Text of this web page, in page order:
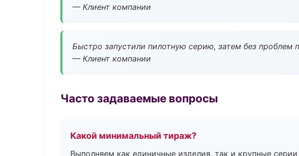
— Клиент компании
Быстро запустили пилотную серию, затем без проблем
— Клиент компании
Часто задаваемые вопросы
Какой минимальный тираж?
Выполняем как единичные изделия, так и крупные